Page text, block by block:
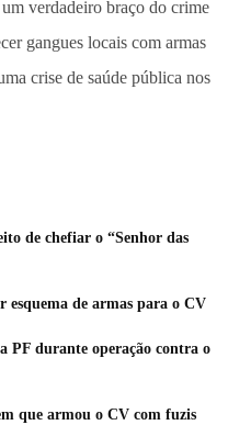
verdadeiro braço do crime
gangues locais com armas
crise de saúde pública nos
de chefiar o “Senhor das
esquema de armas para o CV
PF durante operação contra o
que armou o CV com fuzis